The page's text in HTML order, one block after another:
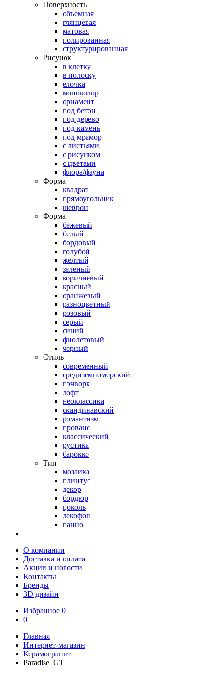
Поверхность
объемная
глянцевая
матовая
полированная
структурированная
Рисунок
в клетку
в полоску
елочка
моноколор
орнамент
под бетон
под дерево
под камень
под мрамор
с листьями
с рисунком
с цветами
флора/фауна
Форма
квадрат
прямоугольник
шеврон
Форма
бежевый
белый
бордовый
голубой
желтый
зеленый
коричневый
красный
оранжевый
разноцветный
розовый
серый
синий
фиолетовый
черный
Стиль
современный
средиземноморский
пэчворк
лофт
неоклассика
скандинавский
романтизм
прованс
классический
рустика
барокко
Тип
мозаика
плинтус
декор
бордюр
цоколь
декофон
панно
О компании
Доставка и оплата
Акции и новости
Контакты
Бренды
3D дизайн
Избранное 0
0
Главная
Интернет-магазин
Керамогранит
Paradise_GT